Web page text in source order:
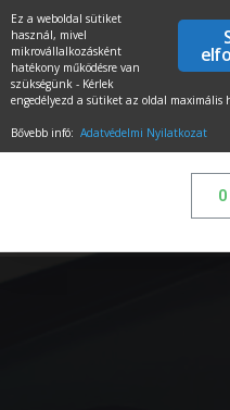
0
Ez a weboldal sütiket
használ, mivel
mikrovállalkozásként
hatékony működésre van
szükségünk - Kérlek
engedélyezd a sütiket az oldal maximális
Bővebb infó: Adatvédelmi Nyilatkozat